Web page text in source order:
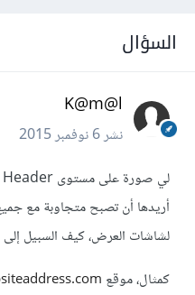
السؤال
K@m@l
نشر6 نوفمبر 2015
أريدها أن تصبح متجاوبة مع
لشاشات العرض، كيف السبيل
كمثال، موقع